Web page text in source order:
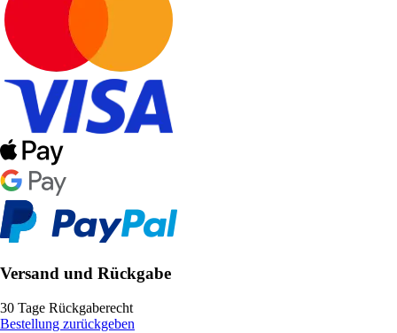
Versand und Rückgabe
30 Tage Rückgaberecht
Bestellung zurückgeben